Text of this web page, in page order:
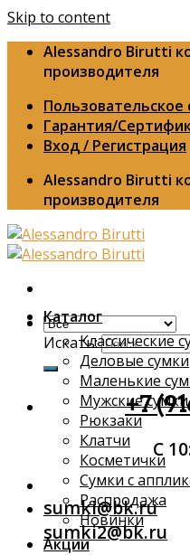
Skip to content
Alessandro Birutti
производителя
Пользовательское
Гарантия/
Вход / Регистрация
Alessandro Birutti
производителя
Искать:
+7
С
sumki@bk.ru
sumki2@bk.ru
Каталог
Классические
Деловые сумки
Маленькие
Мужские сумки
Рюкзаки
Клатчи
Косметички
Сумки с
Распродажа
Новинки
Акции